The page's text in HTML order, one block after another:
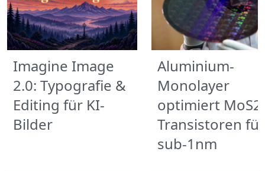
Imagine Image
2.0: Typografie &
Editing für KI-
Bilder
Aluminium-
Monolayer
optimiert
Transistoren für
sub-1nm